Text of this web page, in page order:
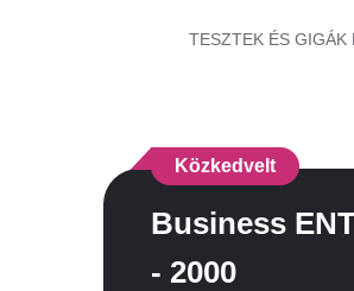
TESZTEK ÉS GIGÁK
Közkedvelt
Business
- 2000